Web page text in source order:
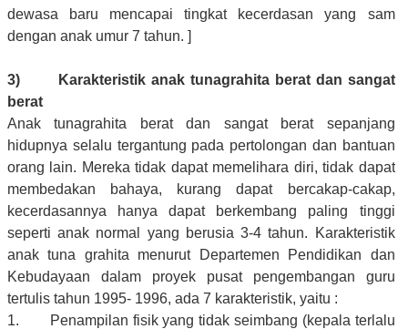
dewasa baru mencapai tingkat kecerdasan yang sam
dengan anak umur 7 tahun. ]
3) Karakteristik anak tunagrahita berat dan sangat
berat
Anak tunagrahita berat dan sangat berat sepanjang
hidupnya selalu tergantung pada pertolongan dan bantuan
orang lain. Mereka tidak dapat memelihara diri, tidak dapat
membedakan bahaya, kurang dapat bercakap-cakap,
kecerdasannya hanya dapat berkembang paling tinggi
seperti anak normal yang berusia 3-4 tahun. Karakteristik
anak tuna grahita menurut Departemen Pendidikan dan
Kebudayaan dalam proyek pusat pengembangan guru
tertulis tahun 1995- 1996, ada 7 karakteristik, yaitu :
1. Penampilan fisik yang tidak seimbang (kepala terlalu